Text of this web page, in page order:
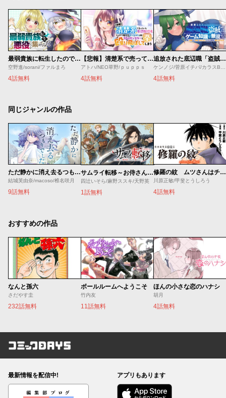
最弱貴族に転生したので悪役たちを集めてみた
空野進/sorani/ファルまろ
4話無料
【悲報】清楚系で売っていた底辺配信者、うっかり配信を切り忘れたままSS級モンスターを拳で殴り飛ばしてしまう
アトハ/NEO草野/ｐｕｐｐｓ
4話無料
追放された底辺職「盗賊」はゲーム知識で無双する。一緒に召喚された先生も外れジョブだったけど効率的に成り上がります
4話無料
同じジャンルの作品
ただ静かに消え去るつもりでした
結城芙由奈/macoso/椎名咲月
9話無料
サムライ転移～お侍さんは異世界でもあんまり変わらない～
四辻いそら/麻野ススキ/天野英
1話無料
修羅の紋 ムツさんはチョー強い？！
川原正敏/甲斐とうしろう
4話無料
おすすめの作品
なんと孫六
さだやす圭
232話無料
ボールルームへようこそ
竹内友
11話無料
ほんの小さな恋のハナシ
胡月
4話無料
コミックDAYS
最新情報を配信中!
編集部ブログ
アプリもあります